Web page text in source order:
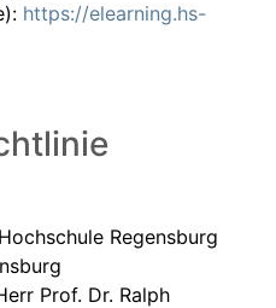
https://elearning.hs-
Regensburg
Prof. Dr. Ralph